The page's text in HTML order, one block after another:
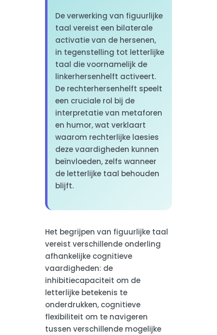
De verwerking van figuurlijke
taal vereist een bilaterale
activatie van de hersenen,
in tegenstelling tot letterlijke
taal die voornamelijk de
linkerhersenhelft activeert.
De rechterhersenhelft speelt
een cruciale rol bij de
interpretatie van metaforen
en humor, wat verklaart
waarom rechterlijke laesies
deze vaardigheden kunnen
beïnvloeden, zelfs wanneer
de letterlijke taal behouden
blijft.
Het begrijpen van figuurlijke taal
vereist verschillende onderling
afhankelijke cognitieve
vaardigheden: de
inhibitiecapaciteit om de
letterlijke betekenis te
onderdrukken, cognitieve
flexibiliteit om te navigeren
tussen verschillende mogelijke